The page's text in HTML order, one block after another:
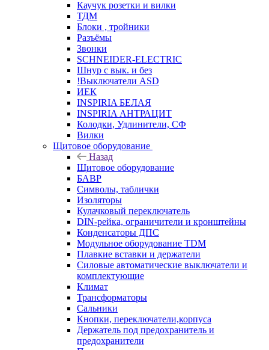
Каучук розетки и вилки
ТДМ
Блоки , тройники
Разъёмы
Звонки
SCHNEIDER-ELECTRIC
Шнур с вык. и без
!Выключатели ASD
ИЕК
INSPIRIA БЕЛАЯ
INSPIRIA АНТРАЦИТ
Колодки, Удлинители, СФ
Вилки
Щитовое оборудование
Назад
Щитовое оборудование
БАВР
Символы, таблички
Изоляторы
Кулачковый переключатель
DIN-рейка, ограничители и кронштейны
Конденсаторы ДПС
Модульное оборудование TDM
Плавкие вставки и держатели
Силовые автоматические выключатели и
комплектующие
Климат
Трансформаторы
Сальники
Кнопки, переключатели,корпуса
Держатель под предохранитель и
предохранители